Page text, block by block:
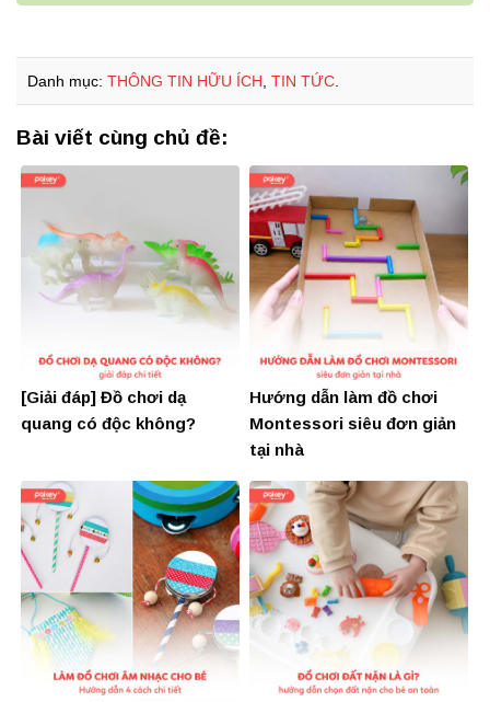
Danh mục: THÔNG TIN HỮU ÍCH TIN TỨC
Bài viết cùng chủ đề:
[Giải đáp] Đồ chơi dạ
quang có độc không?
Hướng dẫn làm đồ chơi
Montessori siêu đơn giản
tại nhà